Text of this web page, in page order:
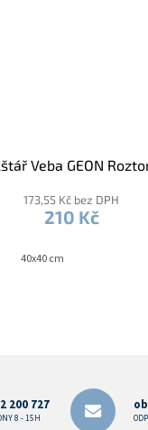
Veba GEON
173,55 Kč bez DPH
210 Kč
40x40 cm
200 727
8 - 15H